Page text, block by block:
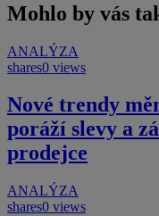
Mohlo by vás
ANALÝZA
shares0 views
Nové trendy
poráží slevy a
prodejce
ANALÝZA
shares0 views